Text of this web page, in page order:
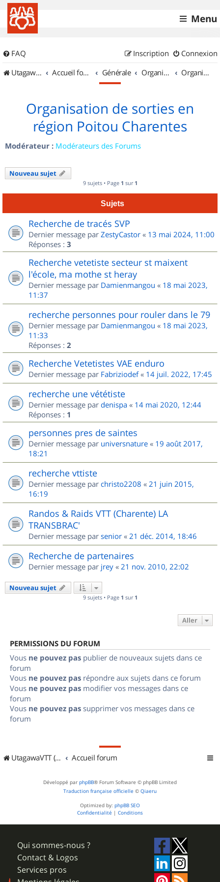
Menu
FAQ Connexion
Inscription
UtagawaVTT (Randos VTT et VTTAE avec traces GPS)
Accueil forum Générale Organisation de sorties & Recherche de partenaires Organisation de sorties en région Poitou Charentes
Organisation de sorties en
région Poitou Charentes
Modérateur : Modérateurs des Forums
Nouveau sujet
9 sujets • Page 1 sur 1
Sujets
Recherche de tracés SVP
Dernier message par ZestyCastor « 13 mai 2024, 11:00
Réponses : 3
Recherche vetetiste secteur st maixent
l'école, ma mothe st heray
Dernier message par Damienmangou « 18 mai 2023,
11:37
recherche personnes pour rouler dans le 79
Dernier message par Damienmangou « 18 mai 2023,
11:33
Réponses : 2
Recherche Vetetistes VAE enduro
Dernier message par Fabriziodef« 14 juil. 2022, 17:45
recherche une vététiste
Dernier message par denispa « 14 mai 2020, 12:44
Réponses : 1
personnes pres de saintes
Dernier message par universnature « 19 août 2017,
18:21
recherche vttiste
Dernier message par christo2208 « 21 juin 2015,
16:19
Randos & Raids VTT (Charente) LA
TRANSBRAC'
Dernier message par senior « 21 déc. 2014, 18:46
Recherche de partenaires
Dernier message par jrey « 21 nov. 2010, 22:02
Nouveau sujet
9 sujets • Page 1 sur 1
Aller
PERMISSIONS DU FORUM
Vous ne pouvez pas publier de nouveaux sujets dans ce
forum
Vous ne pouvez pas répondre aux sujets dans ce forum
Vous ne pouvez pas modifier vos messages dans ce
forum
Vous ne pouvez pas supprimer vos messages dans ce
forum
UtagawaVTT (Randos VTT et VTTAE avec traces GPS) Accueil forum
Développé par phpBB® Forum Software © phpBB Limited
Traduction française officielle © Qiaeru
Optimized by: phpBB SEO
Confidentialité | Conditions
Qui sommes-nous ?
Contact & Logos
Services pros